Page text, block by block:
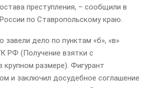
преступления, – сообщили в
по Ставропольскому краю.
завели дело по пунктам «б», «в»
РФ (Получение взятки с
крупном размере). Фигурант
и заключил досудебное соглашение